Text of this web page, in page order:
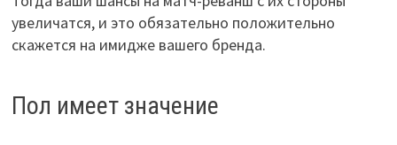
увеличатся, и это обязательно положительно
скажется на имидже вашего бренда.
Пол имеет значение